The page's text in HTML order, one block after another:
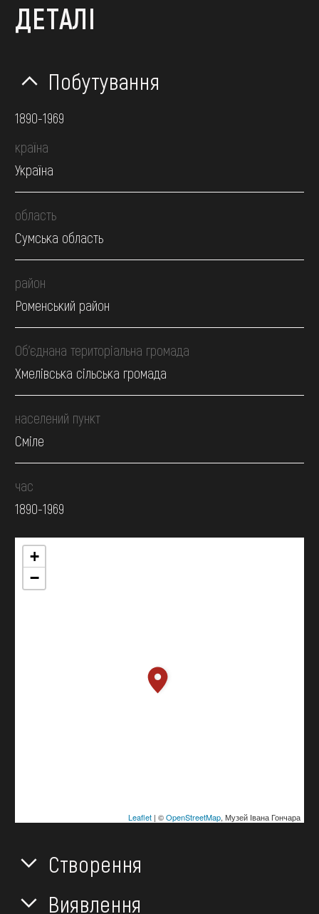
ДЕТАЛІ
Побутування
1890-1969
країна
Україна
область
Сумська область
район
Роменський район
Об’єднана територіальна громада
Хмелівська сільська громада
населений пункт
Сміле
час
1890-1969
+
−
Leaflet| ©OpenStreetMap, Музей Івана Гончара
Створення
Виявлення